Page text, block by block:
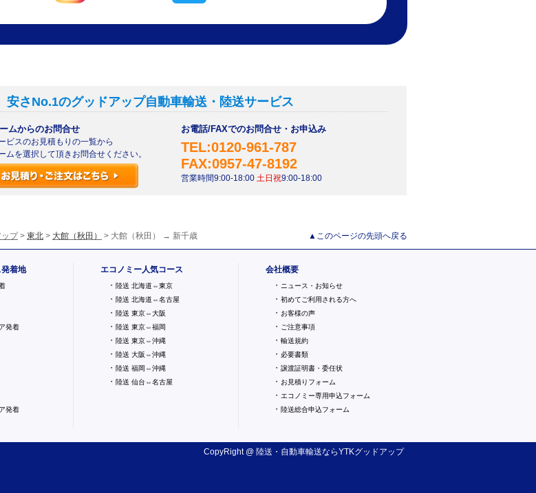
安さNo.1のグッドアップ自動車輸送・陸送サービス
ムからのお問合せ
ビスのお見積もりの一覧から
ムを選択して頂きお問合せください。
お電話/FAXでのお問合せ・お申込み
TEL:0120-961-787
FAX:0957-47-8192
営業時間9:00-18:00 土日祝9:00-18:00
▲このページの先頭へ戻る
プ> 東北 > 大館（秋田） > 大館（秋田） → 新千歳
着地
発着
発着
エコノミー人気コース
・ 陸送 北海道⇔東京
・ 陸送 北海道⇔名古屋
・ 陸送 東京⇔大阪
・ 陸送 東京⇔福岡
・ 陸送 東京⇔沖縄
・ 陸送 大阪⇔沖縄
・ 陸送 福岡⇔沖縄
・ 陸送 仙台⇔名古屋
会社概要
・
ニュース・お知らせ
・ 初めてご利用される方へ
・ お客様の声
・ ご注意事項
・ 輸送規約
・ 必要書類
・ 譲渡証明書・委任状
・ お見積りフォーム
・ エコノミー専用申込フォーム
・ 陸送総合申込フォーム
CopyRight @ 陸送・自動車輸送ならYTKグッドアップ